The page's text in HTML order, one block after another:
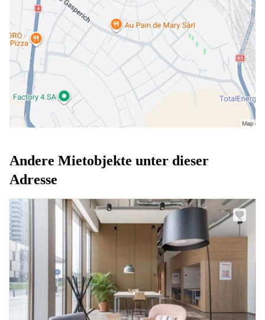
Andere Mietobjekte unter dieser
Adresse